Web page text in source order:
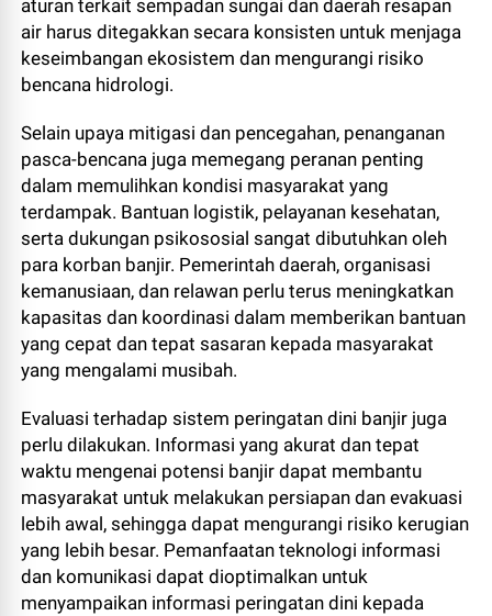
aturan terkait sempadan sungai dan daerah resapan
air harus ditegakkan secara konsisten untuk menjaga
keseimbangan ekosistem dan mengurangi risiko
bencana hidrologi.
Selain upaya mitigasi dan pencegahan, penanganan
pasca-bencana juga memegang peranan penting
dalam memulihkan kondisi masyarakat yang
terdampak. Bantuan logistik, pelayanan kesehatan,
serta dukungan psikososial sangat dibutuhkan oleh
para korban banjir. Pemerintah daerah, organisasi
kemanusiaan, dan relawan perlu terus meningkatkan
kapasitas dan koordinasi dalam memberikan bantuan
yang cepat dan tepat sasaran kepada masyarakat
yang mengalami musibah.
Evaluasi terhadap sistem peringatan dini banjir juga
perlu dilakukan. Informasi yang akurat dan tepat
waktu mengenai potensi banjir dapat membantu
masyarakat untuk melakukan persiapan dan evakuasi
lebih awal, sehingga dapat mengurangi risiko kerugian
yang lebih besar. Pemanfaatan teknologi informasi
dan komunikasi dapat dioptimalkan untuk
menyampaikan informasi peringatan dini kepada